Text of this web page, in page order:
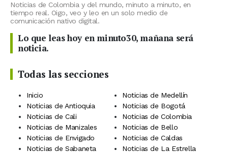
Noticias de Colombia y del mundo, minuto a minuto, en
tiempo real. Oigo, veo y leo en un solo medio de
comunicación nativo digital.
Lo que leas hoy en minuto30, mañana será
noticia.
Todas las secciones
Inicio
Noticias de Medellín
Noticias de Antioquia
Noticias de Bogotá
Noticias de Cali
Noticias de Colombia
Noticias de Manizales
Noticias de Bello
Noticias de Envigado
Noticias de Caldas
Noticias de Sabaneta
Noticias de La Estrella